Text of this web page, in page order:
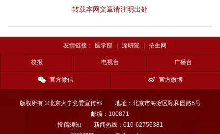
转载本网文章请注明出处
友情链接： 医学部 深研院 招生网
校报 电视台 广播台
官方微信 官方微博
版权所有 ©北京大学党委宣传部
地址：北京市海淀区颐和园路5号
邮编：100871
投稿须知
新闻热线：010-62756381